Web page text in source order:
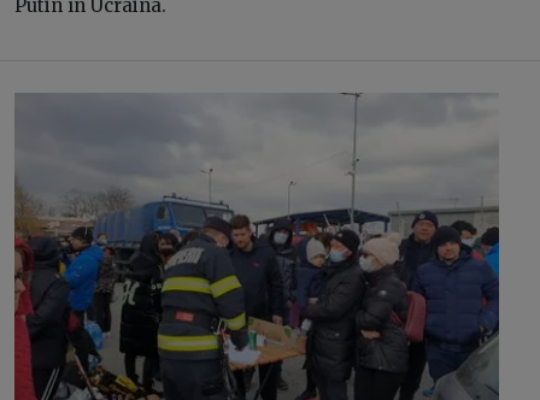
Putin în Ucraina.